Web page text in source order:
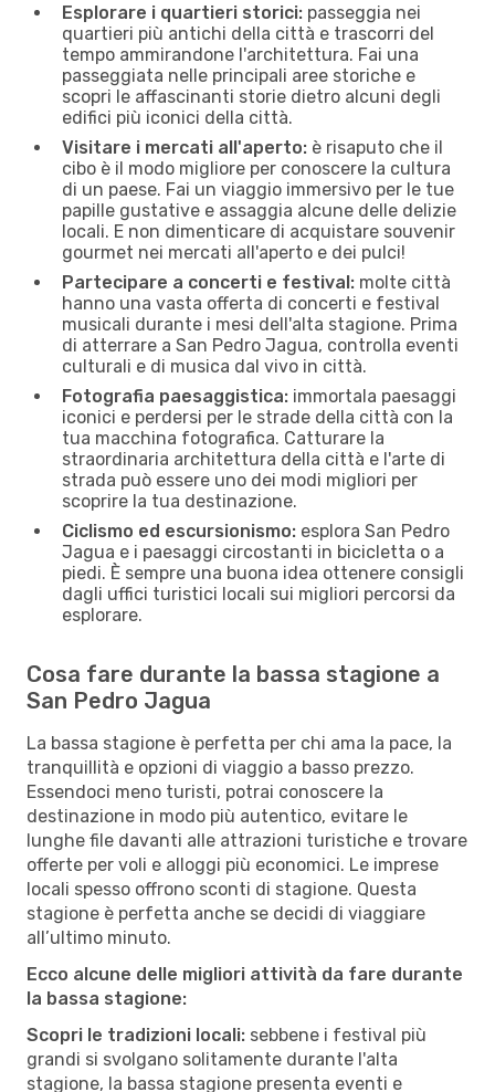
Esplorare i quartieri storici: passeggia nei
quartieri più antichi della città e trascorri del
tempo ammirandone l'architettura. Fai una
passeggiata nelle principali aree storiche e
scopri le affascinanti storie dietro alcuni degli
edifici più iconici della città.
Visitare i mercati all'aperto: è risaputo che il
cibo è il modo migliore per conoscere la cultura
di un paese. Fai un viaggio immersivo per le tue
papille gustative e assaggia alcune delle delizie
locali. E non dimenticare di acquistare souvenir
gourmet nei mercati all'aperto e dei pulci!
Partecipare a concerti e festival: molte città
hanno una vasta offerta di concerti e festival
musicali durante i mesi dell'alta stagione. Prima
di atterrare a San Pedro Jagua, controlla eventi
culturali e di musica dal vivo in città.
Fotografia paesaggistica: immortala paesaggi
iconici e perdersi per le strade della città con la
tua macchina fotografica. Catturare la
straordinaria architettura della città e l'arte di
strada può essere uno dei modi migliori per
scoprire la tua destinazione.
Ciclismo ed escursionismo: esplora San Pedro
Jagua e i paesaggi circostanti in bicicletta o a
piedi. È sempre una buona idea ottenere consigli
dagli uffici turistici locali sui migliori percorsi da
esplorare.
Cosa fare durante la bassa stagione a
San Pedro Jagua
La bassa stagione è perfetta per chi ama la pace, la
tranquillità e opzioni di viaggio a basso prezzo.
Essendoci meno turisti, potrai conoscere la
destinazione in modo più autentico, evitare le
lunghe file davanti alle attrazioni turistiche e trovare
offerte per voli e alloggi più economici. Le imprese
locali spesso offrono sconti di stagione. Questa
stagione è perfetta anche se decidi di viaggiare
all’ultimo minuto.
Ecco alcune delle migliori attività da fare durante
la bassa stagione:
Scopri le tradizioni locali: sebbene i festival più
grandi si svolgano solitamente durante l'alta
stagione, la bassa stagione presenta eventi e